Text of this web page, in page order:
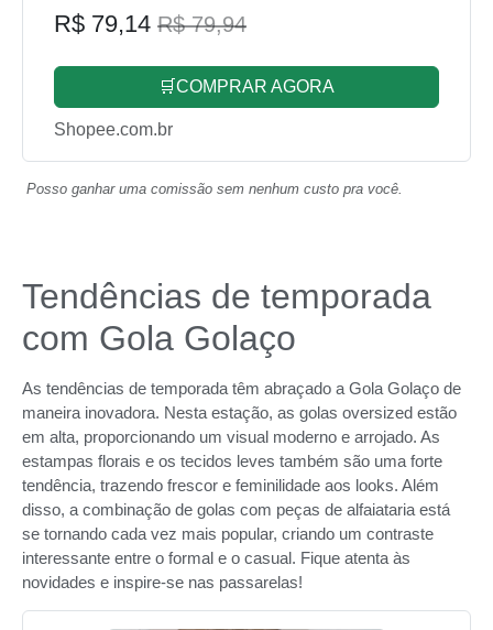
R$ 79,14 R$ 79,94
🛒COMPRAR AGORA
Shopee.com.br
Posso ganhar uma comissão sem nenhum custo pra você.
Tendências de temporada
com Gola Golaço
As tendências de temporada têm abraçado a Gola Golaço de
maneira inovadora. Nesta estação, as golas oversized estão
em alta, proporcionando um visual moderno e arrojado. As
estampas florais e os tecidos leves também são uma forte
tendência, trazendo frescor e feminilidade aos looks. Além
disso, a combinação de golas com peças de alfaiataria está
se tornando cada vez mais popular, criando um contraste
interessante entre o formal e o casual. Fique atenta às
novidades e inspire-se nas passarelas!